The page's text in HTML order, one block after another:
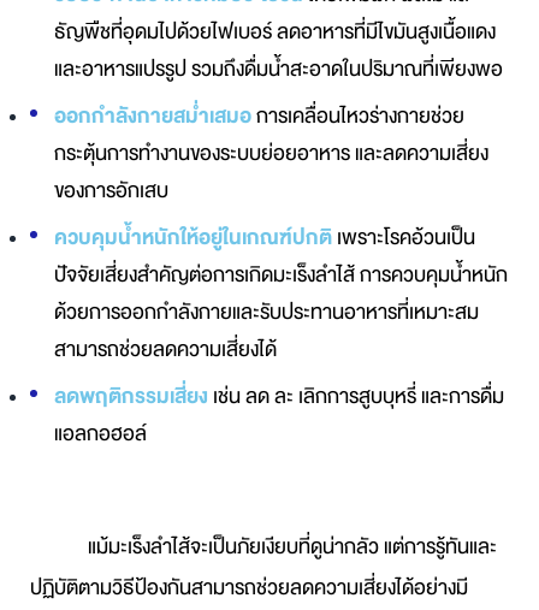
ธัญพืชที่อุดมไปด้วยไฟเบอร์ ลดอาหารที่มีไขมันสูงเนื้อแดง
และอาหารแปรรูป รวมถึงดื่มน้ำสะอาดในปริมาณที่เพียงพอ
ออกกำลังกายสม่ำเสมอการเคลื่อนไหวร่างกายช่วย
กระตุ้นการทำงานของระบบย่อยอาหาร และลดความเสี่ยง
ของการอักเสบ
ควบคุมน้ำหนักให้อยู่ในเกณฑ์ปกติเพราะโรคอ้วนเป็น
ปัจจัยเสี่ยงสำคัญต่อการเกิดมะเร็งลำไส้ การควบคุมน้ำหนัก
ด้วยการออกกำลังกายและรับประทานอาหารที่เหมาะสม
สามารถช่วยลดความเสี่ยงได้
ลดพฤติกรรมเสี่ยง เช่น ลด ละ เลิกการสูบบุหรี่ และการดื่ม
แอลกอฮอล์
แม้มะเร็งลำไส้จะเป็นภัยเงียบที่ดูน่ากลัว แต่การรู้ทันและ
ปฏิบัติตามวิธีป้องกันสามารถช่วยลดความเสี่ยงได้อย่างมี